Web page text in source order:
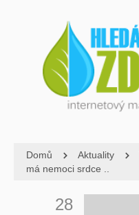
Domů Aktuality
má nemoci srdce ..
28